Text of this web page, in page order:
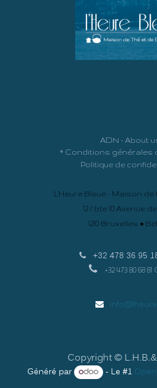
ADN - About
* Conditions générales
Politique de
L'Heure Bleue - Maison
12 / bte 10 Avenue
1210 Bruxelles •
+32 478 36 95
+32 473 80 68
Copyright ©
Généré par - Le #1